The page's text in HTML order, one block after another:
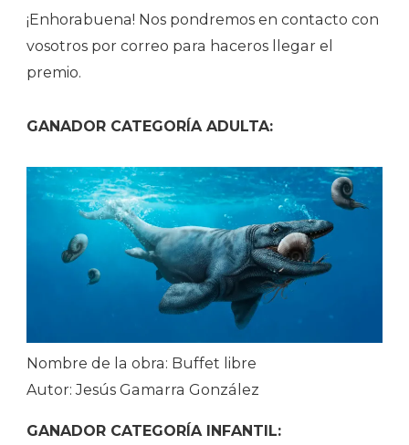
¡Enhorabuena! Nos pondremos en contacto con
vosotros por correo para haceros llegar el
premio.
GANADOR CATEGORÍA ADULTA:
Nombre de la obra: Buffet libre
Autor: Jesús Gamarra González
GANADOR CATEGORÍA INFANTIL: